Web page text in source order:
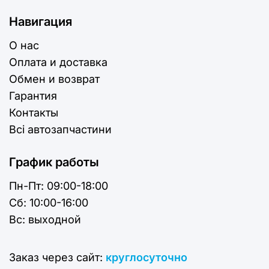
Быстрая доставка: Украина и
Европа
Мы ценим ваше время, поэтому обеспечиваем
оперативную логистику:
Ковель, Днепр, Запорожье и другие населенные
пункты.
В страны Европы: надежная доставка в
страны ЕС.
SamohodBox — это
гарантированная совместимость
и надежность в каждой детали.
поVIN-кодуи производим полную дефектовку
Навигация
О нас
Оплата и доставка
Обмен и возврат
Гарантия
Контакты
Всі автозапчастини
График работы
Пн-Пт: 09:00-18:00
Cб: 10:00-16:00
Вс: выходной
Заказ через сайт: круглосуточно